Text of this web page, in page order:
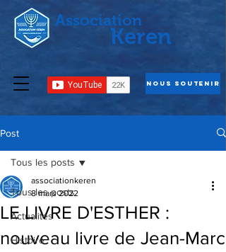
Association
Nous Soutenir
Keren
Post
Tous les posts
Actualités
Histoire
Tous les posts
LE LIVRE D'ESTHER :
nouveau livre de Jean-Marc
associationkeren
8 mars 2022